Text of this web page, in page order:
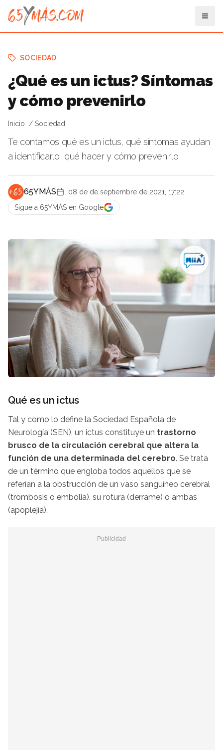
SOCIEDAD
¿Qué es un ictus? Síntomas
y cómo prevenirlo
Inicio Sociedad
Te contamos qué es un ictus, qué síntomas ayudan
a identificarlo, qué hacer y cómo prevenirlo
65YMÁS
08 de de septiembre de 2021, 17:22
Sigue a 65YMÁS en Google
Qué es un ictus
Tal y como lo define la Sociedad Española de
Neurología (SEN), un ictus constituye un trastorno
brusco de la circulación cerebral que altera la
función de una determinada del cerebro. Se trata
de un término que engloba todos aquellos que se
referían a la obstrucción de un vaso sanguíneo cerebral
(trombosis o embolia), su rotura (derrame) o ambas
(apoplejía).